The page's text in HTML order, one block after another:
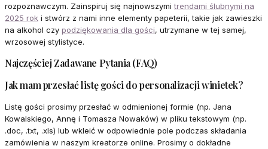
rozpoznawczym. Zainspiruj się najnowszymitrendami ślubnymi na
2025 rok i stwórz z nami inne elementy papeterii, takie jak zawieszki
na alkohol czy podziękowania dla gości, utrzymane w tej samej,
wrzosowej stylistyce.
Najczęściej Zadawane Pytania (FAQ)
Jak mam przesłać listę gości do personalizacji winietek?
Listę gości prosimy przesłać w odmienionej formie (np. Jana
Kowalskiego, Annę i Tomasza Nowaków) w pliku tekstowym (np.
.doc, .txt, .xls) lub wkleić w odpowiednie pole podczas składania
zamówienia w naszym kreatorze online. Prosimy o dokładne